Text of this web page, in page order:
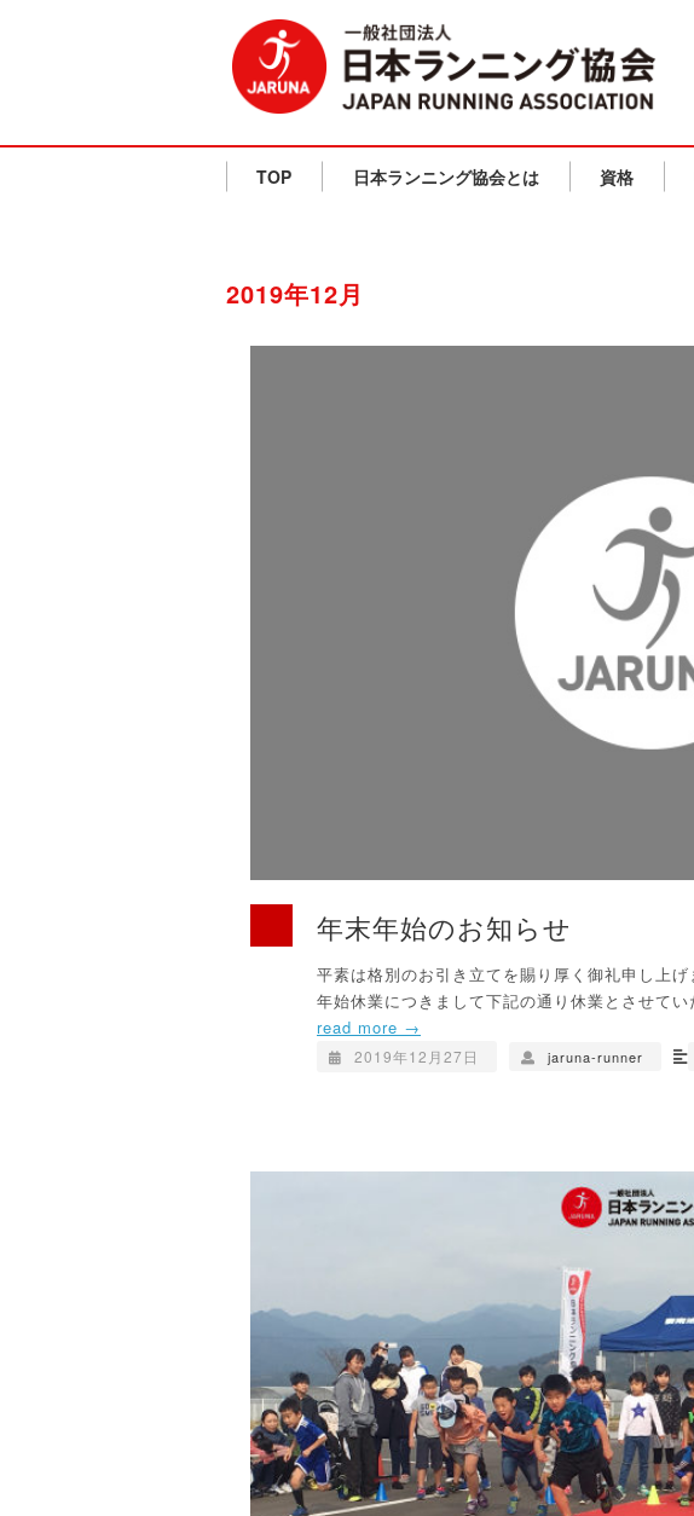
TOP 日本ランニング協会とは 資格
2019年12月
年末年始のお知らせ
平素は格別のお引き立てを賜り厚く御礼申し上
年始休業につきまして下記の通り休業とさせて
read more →
2019年12月27日 jaruna-runner